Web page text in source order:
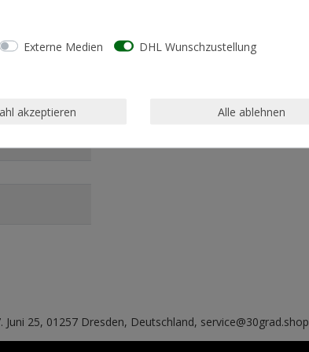
25, 01257 Dresden, Deutschland, service@30grad.shop
Externe Medien DHL Wunschzustellung
akzeptieren Alle ablehnen